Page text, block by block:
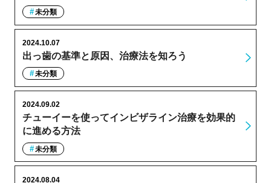
未分類
出っ歯の基準と原因、治療法を知ろう
2024.10.07
未分類
チューイーを使ってインビザライン治療を効果的
に進める方法
2024.09.02
未分類
2024.08.04